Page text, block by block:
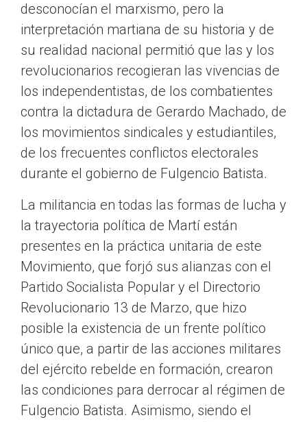
desconocían el marxismo, pero la
interpretación martiana de su historia y de
su realidad nacional permitió que las y los
revolucionarios recogieran las vivencias de
los independentistas, de los combatientes
contra la dictadura de Gerardo Machado, de
los movimientos sindicales y estudiantiles,
de los frecuentes conflictos electorales
durante el gobierno de Fulgencio Batista.
La militancia en todas las formas de lucha y
la trayectoria política de Martí están
presentes en la práctica unitaria de este
Movimiento, que forjó sus alianzas con el
Partido Socialista Popular y el Directorio
Revolucionario 13 de Marzo, que hizo
posible la existencia de un frente político
único que, a partir de las acciones militares
del ejército rebelde en formación, crearon
las condiciones para derrocar al régimen de
Fulgencio Batista. Asimismo, siendo el